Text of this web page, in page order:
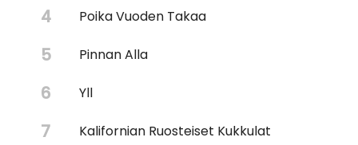
Poika Vuoden Takaa
Pinnan Alla
Yll
Kalifornian Ruosteiset Kukkulat